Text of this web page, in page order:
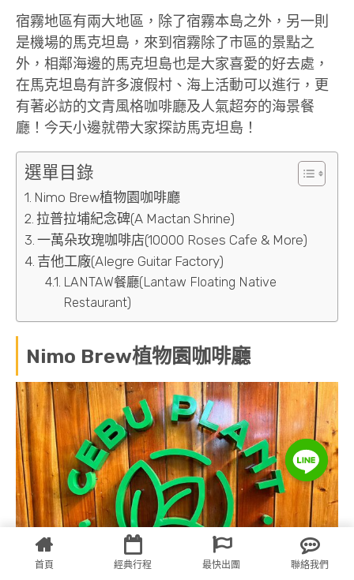
宿霧地區有兩大地區，除了宿霧本島之外，另一則
是機場的馬克坦島，來到宿霧除了市區的景點之
外，相鄰海邊的馬克坦島也是大家喜愛的好去處，
在馬克坦島有許多渡假村、海上活動可以進行，更
有著必訪的文青風格咖啡廳及人氣超夯的海景餐
廳！今天小邊就帶大家探訪馬克坦島！
選單目錄
Nimo Brew植物園咖啡廳
拉普拉埔紀念碑(A Mactan Shrine)
一萬朵玫瑰咖啡店(10000 Roses Cafe & More)
吉他工廠(Alegre Guitar Factory)
LANTAW餐廳(Lantaw Floating Native
Restaurant)
Nimo Brew植物園咖啡廳
首頁 經典行程 最快出團 聯絡我們